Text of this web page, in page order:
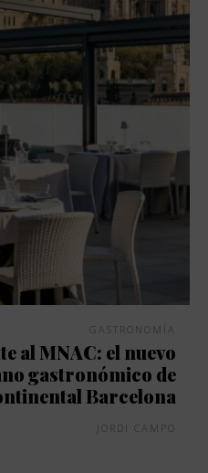
GASTRONOMÍA
al MNAC: el nuevo
gastronómico de
Barcelona
JORDI CAMPO